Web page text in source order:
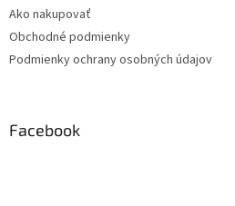
Ako nakupovať
Obchodné podmienky
Podmienky ochrany osobných údajov
Facebook